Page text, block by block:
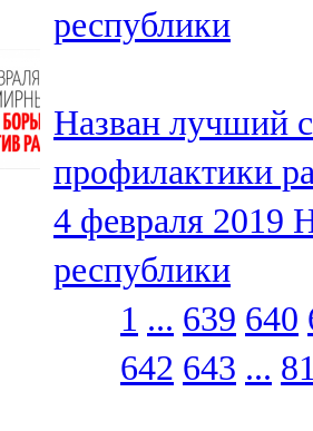
республики
Назван лучший
профилактики
4 февраля 2019
республики
1 ... 639 640
642 643 ...